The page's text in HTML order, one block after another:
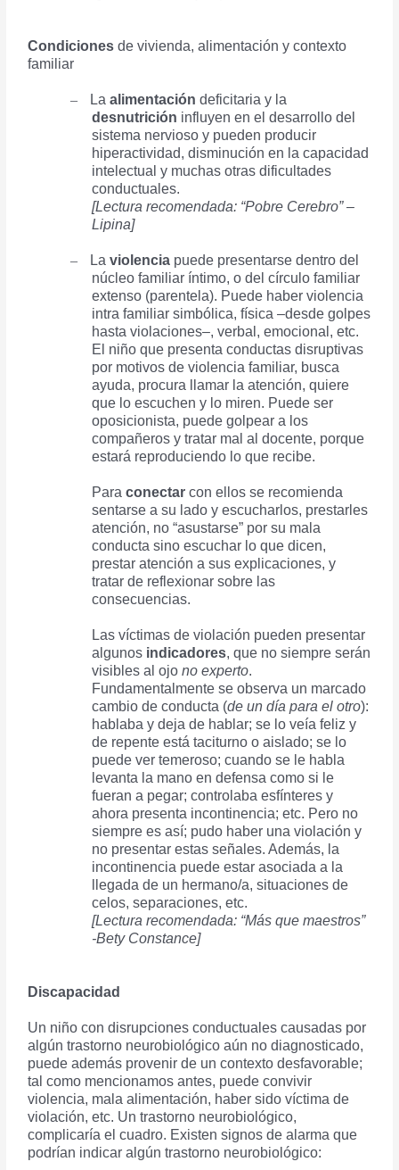
Condiciones de vivienda, alimentación y contexto
familiar
– Laalimentación deficitaria y la
desnutrición influyen en el desarrollo del
sistema nervioso y pueden producir
hiperactividad, disminución en la capacidad
intelectual y muchas otras dificultades
conductuales.
[Lectura recomendada: “Pobre Cerebro” –
Lipina]
– La violencia puede presentarse dentro del
núcleo familiar íntimo, o del círculo familiar
extenso (parentela). Puede haber violencia
intra familiar simbólica, física –desde golpes
hasta violaciones–, verbal, emocional, etc.
El niño que presenta conductas disruptivas
por motivos de violencia familiar, busca
ayuda, procura llamar la atención, quiere
que lo escuchen y lo miren. Puede ser
oposicionista, puede golpear a los
compañeros y tratar mal al docente, porque
estará reproduciendo lo que recibe.
Paraconectar con ellos se recomienda
sentarse a su lado y escucharlos, prestarles
atención, no “asustarse” por su mala
conducta sino escuchar lo que dicen,
prestar atención a sus explicaciones, y
tratar de reflexionar sobre las
consecuencias.
Las víctimas de violación pueden presentar
algunos indicadores, que no siempre serán
visibles al ojono experto.
Fundamentalmente se observa un marcado
cambio de conducta (de un día para el otro):
hablaba y deja de hablar; se lo veía feliz y
de repente está taciturno o aislado; se lo
puede ver temeroso; cuando se le habla
levanta la mano en defensa como si le
fueran a pegar; controlaba esfínteres y
ahora presenta incontinencia; etc. Pero no
siempre es así; pudo haber una violación y
no presentar estas señales. Además, la
incontinencia puede estar asociada a la
llegada de un hermano/a, situaciones de
celos, separaciones, etc.
[Lectura recomendada: “Más que maestros”
-Bety Constance]
Discapacidad
Un niño con disrupciones conductuales causadas por
algún trastorno neurobiológico aún no diagnosticado,
puede además provenir de un contexto desfavorable;
tal como mencionamos antes, puede convivir
violencia, mala alimentación, haber sido víctima de
violación, etc. Un trastorno neurobiológico,
complicaría el cuadro. Existen signos de alarma que
podrían indicar algún trastorno neurobiológico: